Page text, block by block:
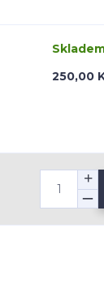
250,00